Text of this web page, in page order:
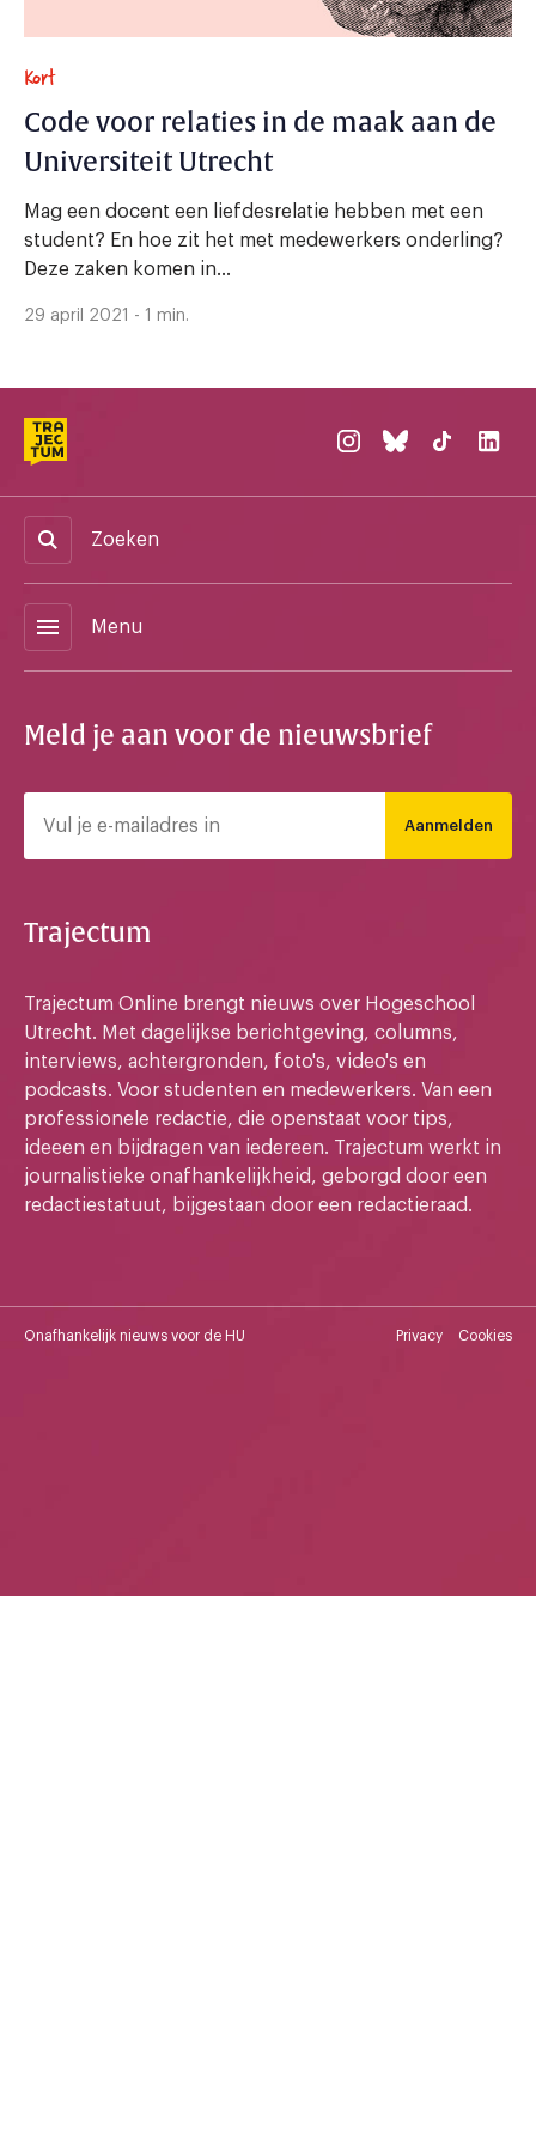
Kort
Code voor relaties in de maak aan de
Universiteit Utrecht
Mag een docent een liefdesrelatie hebben met een
student? En hoe zit het met medewerkers onderling?
Deze zaken komen in...
29 april 2021 - 1 min.
Zoeken
menu Menu
Meld je aan voor de nieuwsbrief
Aanmelden
Trajectum
Trajectum Online brengt nieuws over Hogeschool
Utrecht. Met dagelijkse berichtgeving, columns,
interviews, achtergronden, foto's, video's en
podcasts. Voor studenten en medewerkers. Van een
professionele redactie, die openstaat voor tips,
ideeen en bijdragen van iedereen. Trajectum werkt in
journalistieke onafhankelijkheid, geborgd door een
redactiestatuut, bijgestaan door een redactieraad.
Onafhankelijk nieuws voor de HU Privacy Cookies